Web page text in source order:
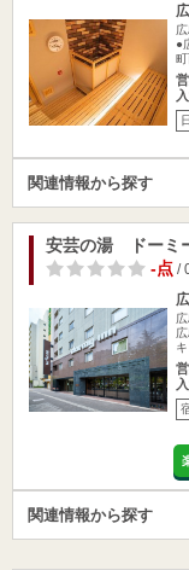
●
関連情報から探す
安芸の湯 ドーミ
-点/
関連情報から探す